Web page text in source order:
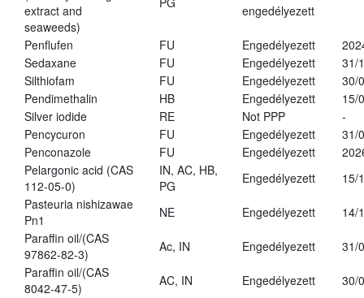
extract and
seaweeds)
engedélyezett
Penflufen FU Engedélyezett
Sedaxane
FU Engedélyezett
31/
Silthiofam
FU Engedélyezett
30/
Pendimethalin
HB Engedélyezett
15/
Silver iodide
RE Not PPP
-
Pencycuron
FU Engedélyezett
31/
Penconazole
FU Engedélyezett
Pelargonic acid (CAS
112-05-0)
IN, AC, HB,
PG
Engedélyezett
15/
Pasteuria nishizawae
Pn1
NE Engedélyezett
14/
Paraffin oil/(CAS
97862-82-3)
Ac, IN Engedélyezett
31/
Paraffin oil/(CAS
8042-47-5)
AC, IN Engedélyezett 30/